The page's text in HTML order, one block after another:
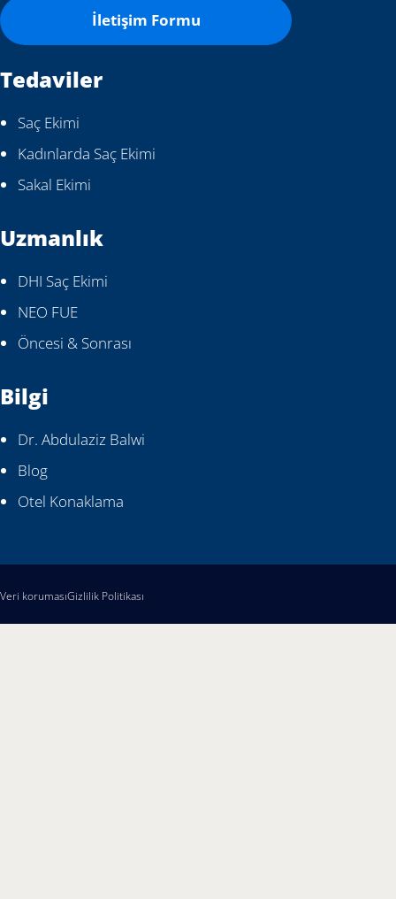
İletişim Formu
Tedaviler
Saç Ekimi
Kadınlarda Saç Ekimi
Sakal Ekimi
Uzmanlık
DHI Saç Ekimi
NEO FUE
Öncesi & Sonrası
Bilgi
Dr. Abdulaziz Balwi
Blog
Otel Konaklama
Veri korumasıGizlilik Politikası